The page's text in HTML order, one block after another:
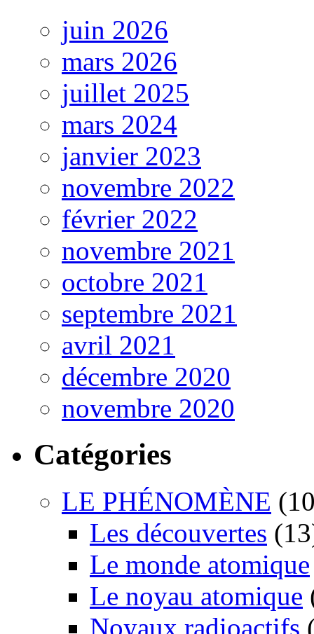
juin 2026
mars 2026
juillet 2025
mars 2024
janvier 2023
novembre 2022
février 2022
novembre 2021
octobre 2021
septembre 2021
avril 2021
décembre 2020
novembre 2020
Catégories
LE PHÉNOMÈNE
Les découvertes
Le monde atomique
Le noyau atomique
Noyaux radioactifs